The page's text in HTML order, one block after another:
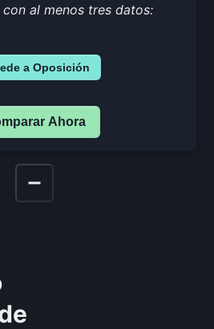
al menos tres datos:
a Oposición
Ahora